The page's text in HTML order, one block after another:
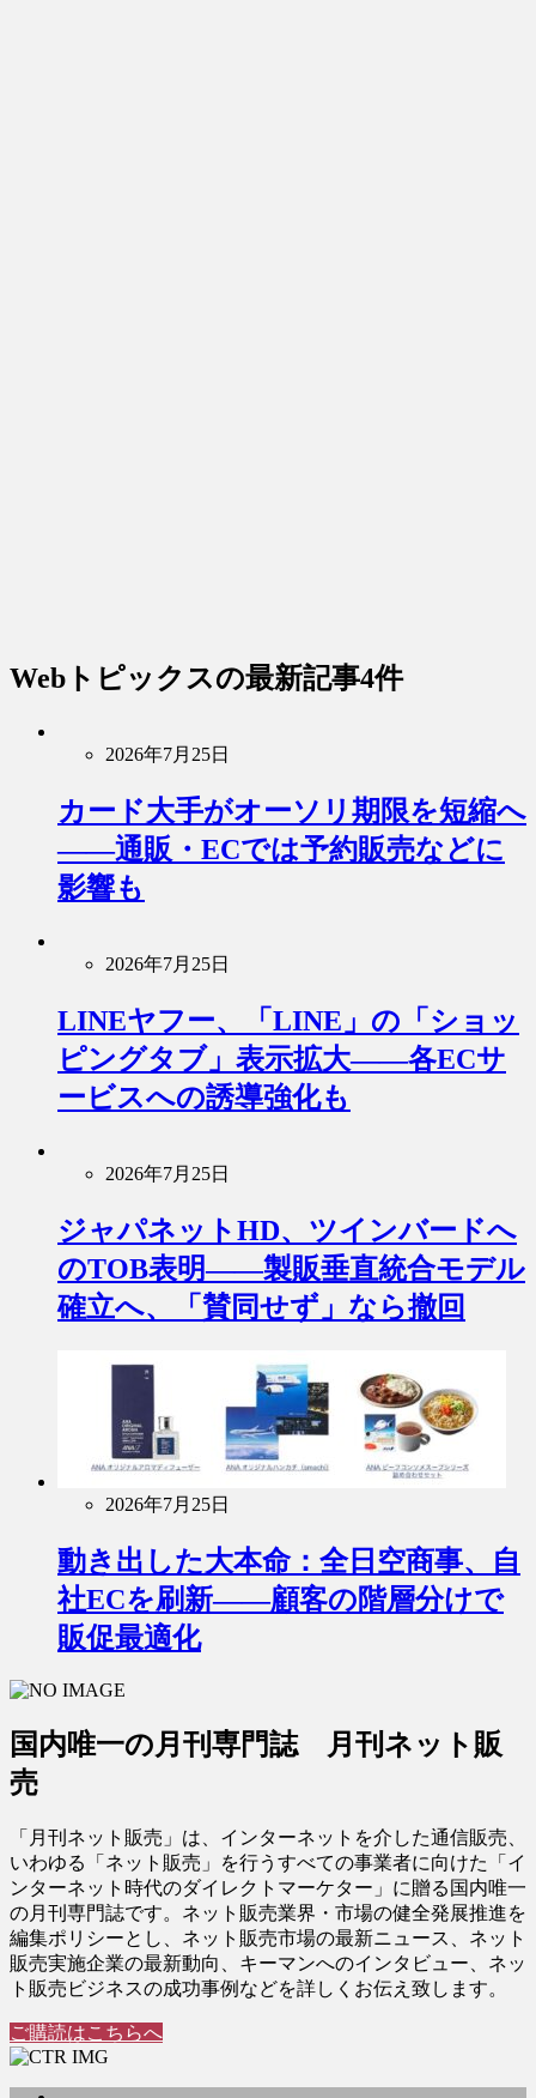
Webトピックスの最新記事4件
2026年7月25日
カード大手がオーソリ期限を短縮へ
――通販・ECでは予約販売などに
影響も
2026年7月25日
LINEヤフー、「LINE」の「ショッ
ピングタブ」表示拡大――各ECサ
ービスへの誘導強化も
2026年7月25日
ジャパネットHD、ツインバードへ
のTOB表明――製販垂直統合モデル
確立へ、「賛同せず」なら撤回
2026年7月25日
動き出した大本命：全日空商事、自
社ECを刷新――顧客の階層分けで
販促最適化
国内唯一の月刊専門誌 月刊ネット販
売
「月刊ネット販売」は、インターネットを介した通信販売、
いわゆる「ネット販売」を行うすべての事業者に向けた「イ
ンターネット時代のダイレクトマーケター」に贈る国内唯一
の月刊専門誌です。ネット販売業界・市場の健全発展推進を
編集ポリシーとし、ネット販売市場の最新ニュース、ネット
販売実施企業の最新動向、キーマンへのインタビュー、ネッ
ト販売ビジネスの成功事例などを詳しくお伝え致します。
ご購読はこちらへ